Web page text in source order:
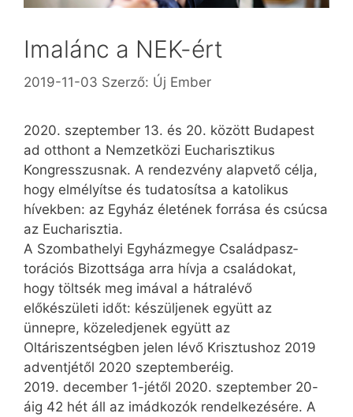
Imalánc a NEK-ért
2019-11-03 Szerző: Új Ember
2020. szeptember 13. és 20. között Budapest
ad otthont a Nemzetközi Eucharisztikus
Kongresszusnak. A rendezvény alapvető célja,
hogy elmélyítse és tudatosítsa a katolikus
hívekben: az Egyház életének forrása és csúcsa
az Eucharisztia.
A Szombathelyi Egyházmegye Család­pasz­
torációs Bizottsága arra hívja a családokat,
hogy töltsék meg imával a hátralévő
előkészületi időt: készüljenek együtt az
ünnepre, közeledjenek együtt az
Oltáriszentségben jelen lévő Krisztushoz 2019
adventjétől 2020 szeptemberéig.
2019. december 1-jétől 2020. szeptember 20-
áig 42 hét áll az imádkozók rendelkezésére. A